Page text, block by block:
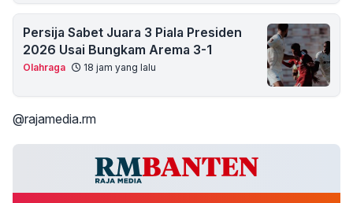
Persija Sabet Juara 3 Piala Presiden
2026 Usai Bungkam Arema 3-1
Olahraga 18 jam yang lalu
@rajamedia.rm